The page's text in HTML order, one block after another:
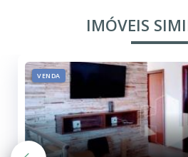
IMÓVEIS
VENDA